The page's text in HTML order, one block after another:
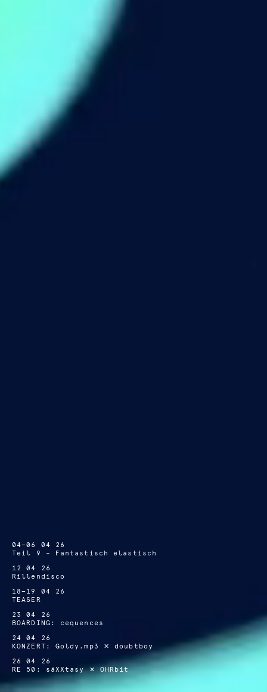
04—06 04 26
Teil 9 – Fantastisch elastisch
12 04 26
Rillendisco
18—19 04 26
TEASER
23 04 26
BOARDING: cequences
24 04 26
KONZERT: Goldy.mp3 ✕ doubtboy
26 04 26
RE 50: säXXtasy ✕ OHRbit